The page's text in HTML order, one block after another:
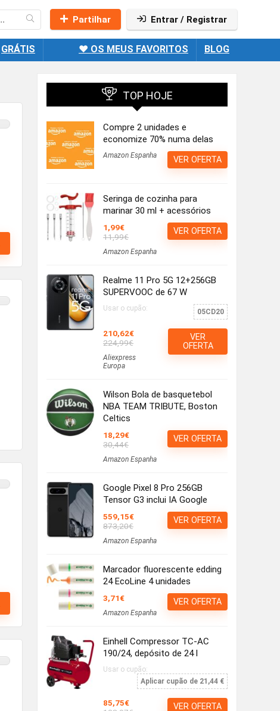
Partilhar Entrar / Registrar
GRÁTIS ❤️ OS MEUS FAVORITOS BLOG
TOP HOJE
Compre 2 unidades e
economize 70% numa delas
Amazon Espanha VER OFERTA
Seringa de cozinha para
marinar 30 ml + acessórios
1,99€
11,99€
Amazon Espanha
VER OFERTA
Realme 11 Pro 5G 12+256GB
SUPERVOOC de 67 W
Usar o cupão: 05CD20
210,62€
224,99€
Aliexpress
Europa
VER
OFERTA
Wilson Bola de basquetebol
NBA TEAM TRIBUTE, Boston
Celtics
18,29€
30,44€
Amazon Espanha
VER OFERTA
Google Pixel 8 Pro 256GB
Tensor G3 inclui IA Google
559,15€
873,20€
Amazon Espanha
VER OFERTA
Marcador fluorescente edding
24 EcoLine 4 unidades
3,71€
Amazon Espanha
VER OFERTA
Einhell Compressor TC-AC
190/24, depósito de 24 l
Usar o cupão:
Aplicar cupão de 21,44 €
85,75€
VER OFERTA